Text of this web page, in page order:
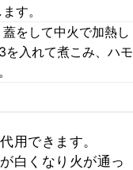
す。
をして中火で加熱し
を入れて煮こみ、ハモ
用できます。
白くなり火が通っ